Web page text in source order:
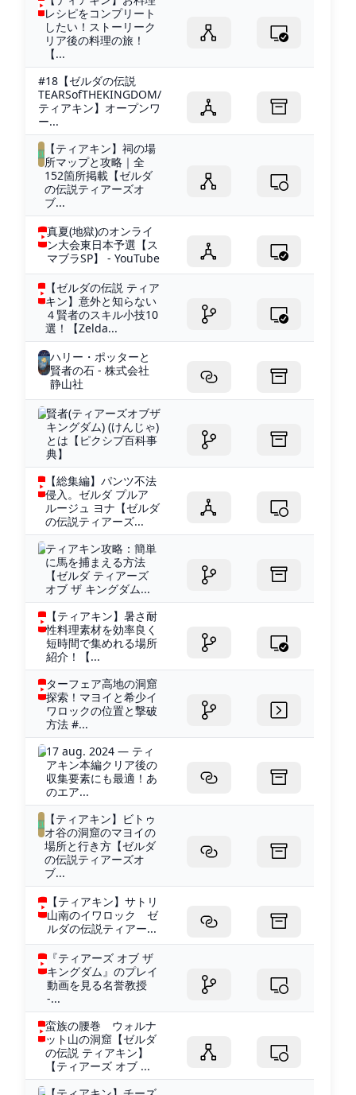
レシピをコンプリート
したい！ストーリーク
リア後の料理の旅！
【...
#18【ゼルダの伝説
TEARSofTHEKINGDOM/
ティアキン】オープンワ
ー...
【ティアキン】祠の場
所マップと攻略｜全
152箇所掲載【ゼルダ
の伝説ティアーズオ
ブ...
真夏(地獄)のオンライ
ン大会東日本予選【ス
マブラSP】 - YouTube
【ゼルダの伝説 ティア
キン】意外と知らない
４賢者のスキル小技10
選！【Zelda...
ハリー・ポッターと
賢者の石 - 株式会社
静山社
賢者(ティアーズオブザ
キングダム) (けんじゃ)
とは【ピクシブ百科事
典】
【総集編】パンツ不法
侵入。ゼルダ プルア
ルージュ ヨナ【ゼルダ
の伝説ティアーズ...
ティアキン攻略：簡単
に馬を捕まえる方法
【ゼルダ ティアーズ
オブ ザ キングダム...
【ティアキン】暑さ耐
性料理素材を効率良く
短時間で集めれる場所
紹介！【...
ターフェア高地の洞窟
探索！マヨイと希少イ
ワロックの位置と撃破
方法 #...
17 aug. 2024 — ティ
アキン本編クリア後の
収集要素にも最適！あ
のエア...
【ティアキン】ビトゥ
オ谷の洞窟のマヨイの
場所と行き方【ゼルダ
の伝説ティアーズオ
ブ...
【ティアキン】サトリ
山南のイワロック ゼ
ルダの伝説ティアー...
『ティアーズ オブ ザ
キングダム』のプレイ
動画を見る名誉教授
-...
蛮族の腰巻 ウォルナ
ット山の洞窟【ゼルダ
の伝説 ティアキン】
【ティアーズ オブ ...